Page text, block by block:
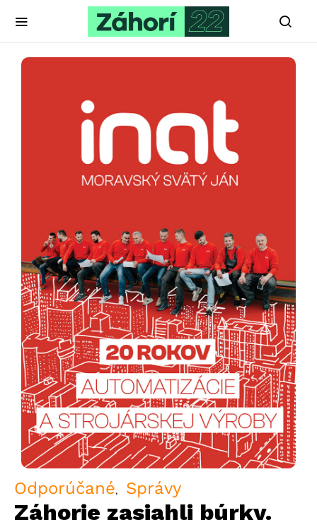
Odporúčané Správy
Záhorie zasiahli búrky.